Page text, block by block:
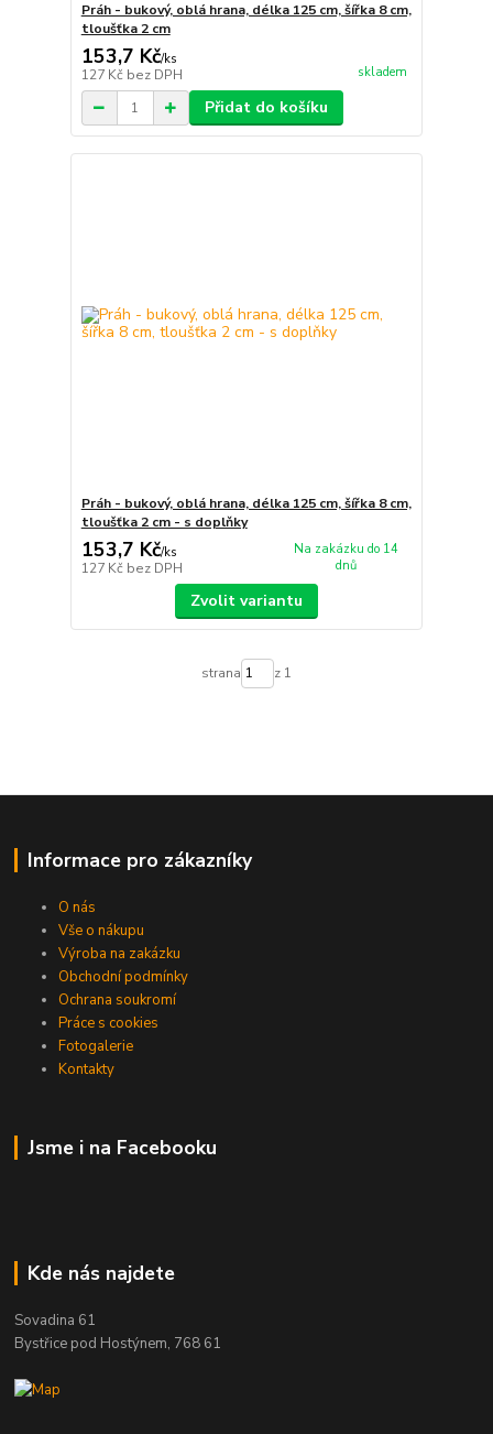
Práh - bukový, oblá hrana, délka 125 cm, šířka 8 cm,
tloušťka 2 cm
153,7 Kč/ks
127 Kč bez DPH skladem
Přidat do košíku
Práh - bukový, oblá hrana, délka 125 cm, šířka 8 cm,
tloušťka 2 cm - s doplňky
153,7 Kč/ks
127 Kč bez DPH
Na zakázku do 14
dnů
Zvolit variantu
strana z 1
Informace pro zákazníky
O nás
Vše o nákupu
Výroba na zakázku
Obchodní podmínky
Ochrana soukromí
Práce s cookies
Fotogalerie
Kontakty
Jsme i na Facebooku
Kde nás najdete
Sovadina 61
Bystřice pod Hostýnem, 768 61